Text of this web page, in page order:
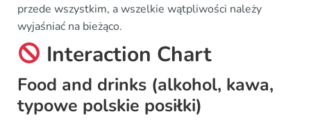
przede wszystkim, a wszelkie wątpliwości należy
wyjaśniać na bieżąco.
Interaction Chart
Food and drinks (alkohol, kawa,
typowe polskie posiłki)